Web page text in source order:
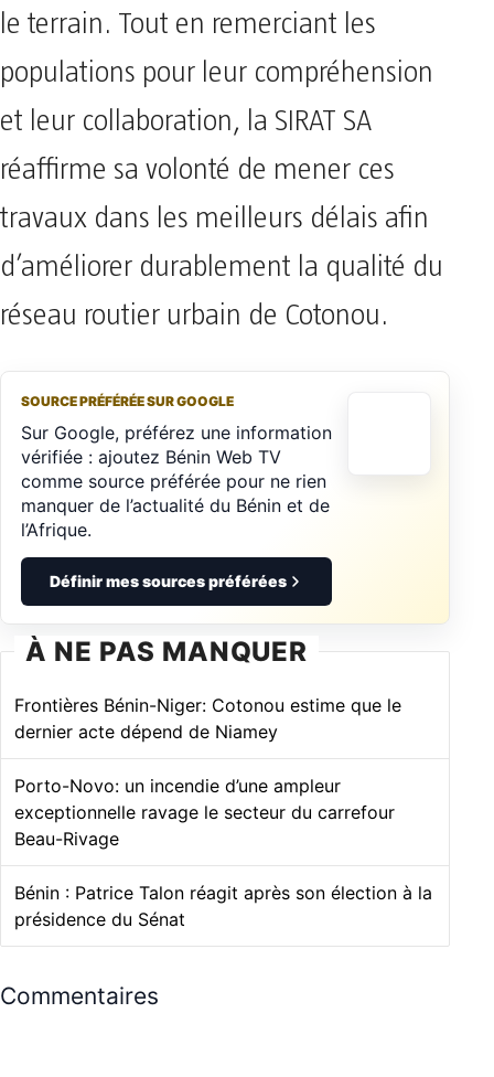
le terrain. Tout en remerciant les
populations pour leur compréhension
et leur collaboration, la SIRAT SA
réaffirme sa volonté de mener ces
travaux dans les meilleurs délais afin
d’améliorer durablement la qualité du
réseau routier urbain de Cotonou.
SOURCE PRÉFÉRÉE SUR GOOGLE
Sur Google, préférez une information
vérifiée : ajoutez Bénin Web TV
comme source préférée pour ne rien
manquer de l’actualité du Bénin et de
l’Afrique.
Définir mes sources préférées
À NE PAS MANQUER
Frontières Bénin-Niger: Cotonou estime que le
dernier acte dépend de Niamey
Porto-Novo: un incendie d’une ampleur
exceptionnelle ravage le secteur du carrefour
Beau-Rivage
Bénin : Patrice Talon réagit après son élection à la
présidence du Sénat
Commentaires